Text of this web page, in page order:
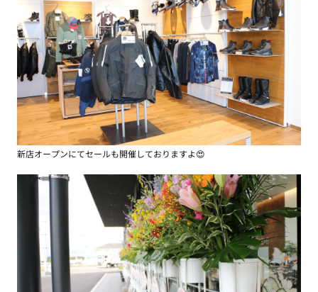
新店オープンにてセールも開催しておりますよ😍